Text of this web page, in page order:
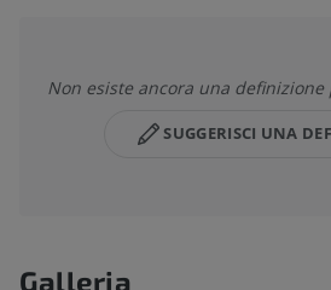
Non esiste ancora una
SUGGERISCI UNA
Galleria